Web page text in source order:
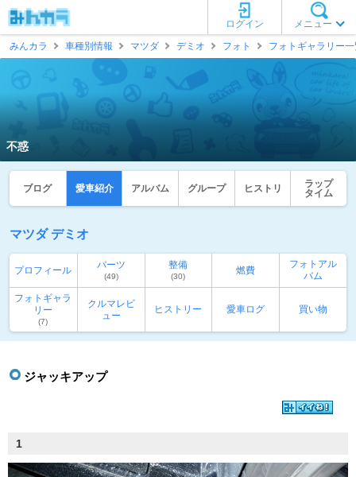
メニュー
ログイン
みんカラ
車種別情報 マツダ デミオ フォト フォトギャラリー
不惑
ブログ 愛車紹介 アルバム グループ ヒストリ
ラップ
タイム
マツダ デミオ
プロフィール パーツ
(49)
整備
(30)
燃費
フォトアル
バム
フォトギャラ
リー
(7)
クルマレビ
ュー
ヒストリー 愛車ログ 買い物
ジャッキアップ
1